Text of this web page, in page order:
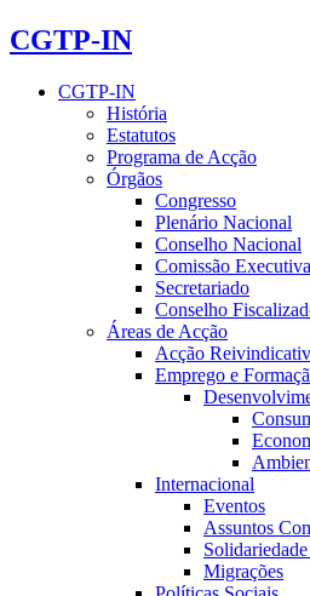
CGTP-IN
CGTP-IN
História
Estatutos
Programa de Acção
Órgãos
Congresso
Plenário Nacional
Conselho Nacional
Comissão Executiva
Secretariado
Conselho
Áreas de Acção
Acção
Emprego e
Internacional
Eventos
Assuntos
Migrações